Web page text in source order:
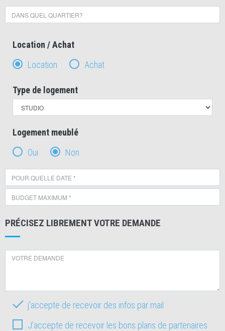
Location / Achat
Location
Achat
Type de logement
Logement meublé
Oui
Non
PRÉCISEZ LIBREMENT VOTRE DEMANDE
j'accepte de recevoir des infos par mail
J’accepte de recevoir les bons plans de partenaires